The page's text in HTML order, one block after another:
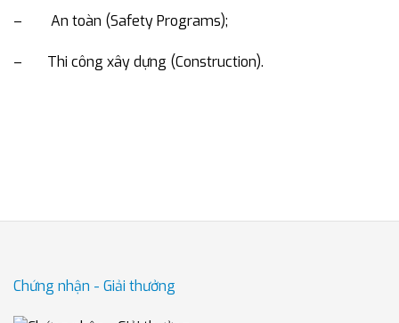
– An toàn (Safety Programs);
– Thi công xây dựng (Construction).
Chứng nhận - Giải thưởng